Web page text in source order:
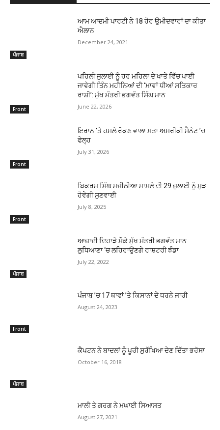
ਪੰਜਾਬ
ਆਮ ਆਦਮੀ ਪਾਰਟੀ ਨੇ 18 ਹੋਰ ਉਮੀਦਵਾਰਾਂ ਦਾ ਕੀਤਾ
ਐਲਾਨ
December 24, 2021
Front
ਪਹਿਲੀ ਜੁਲਾਈ ਨੂੰ ਹਰ ਮਹਿਲਾ ਦੇ ਖਾਤੇ ਵਿੱਚ ਪਾਈ
ਜਾਵੇਗੀ ਤਿੰਨ ਮਹੀਨਿਆਂ ਦੀ ‘ਮਾਵਾਂ ਧੀਆਂ ਸਤਿਕਾਰ
ਰਾਸ਼ੀ’: ਮੁੱਖ ਮੰਤਰੀ ਭਗਵੰਤ ਸਿੰਘ ਮਾਨ
June 22, 2026
Front
ਇਰਾਨ ’ਤੇ ਹਮਲੇ ਰੋਕਣ ਵਾਲਾ ਮਤਾ ਅਮਰੀਕੀ ਸੈਨੇਟ ’ਚ
ਫੇਲ੍ਹ
July 31, 2026
Front
ਬਿਕਰਮ ਸਿੰਘ ਮਜੀਠੀਆ ਮਾਮਲੇ ਦੀ 29 ਜੁਲਾਈ ਨੂੰ ਮੁੜ
ਹੋਵੇਗੀ ਸੁਣਵਾਈ
July 8, 2025
ਪੰਜਾਬ
ਆਜ਼ਾਦੀ ਦਿਹਾੜੇ ਮੌਕੇ ਮੁੱਖ ਮੰਤਰੀ ਭਗਵੰਤ ਮਾਨ
ਲੁਧਿਆਣਾ ‘ਚ ਲਹਿਰਾਉਣਗੇ ਰਾਸ਼ਟਰੀ ਝੰਡਾ
July 22, 2022
Front
ਪੰਜਾਬ ’ਚ 17 ਥਾਵਾਂ ’ਤੇ ਕਿਸਾਨਾਂ ਦੇ ਧਰਨੇ ਜਾਰੀ
August 24, 2023
ਪੰਜਾਬ
ਕੈਪਟਨ ਨੇ ਬਾਦਲਾਂ ਨੂੰ ਪੂਰੀ ਸੁਰੱਖਿਆ ਦੇਣ ਦਿੱਤਾ ਭਰੋਸਾ
October 16, 2018
ਮਾਲੀ ਤੇ ਗਰਗ ਨੇ ਮਘਾਈ ਸਿਆਸਤ
August 27, 2021